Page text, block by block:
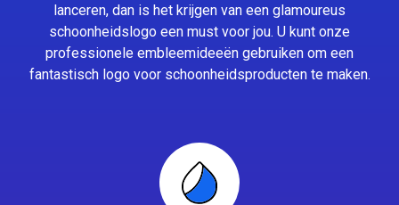
lanceren, dan is het krijgen van een glamoureus
schoonheidslogo een must voor jou. U kunt onze
professionele embleemideeën gebruiken om een
fantastisch logo voor schoonheidsproducten te maken.